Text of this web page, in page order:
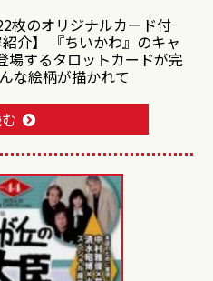
のオリジナルカード付
介】 『ちいかわ』のキャ
場するタロットカードが完
な絵柄が描かれて